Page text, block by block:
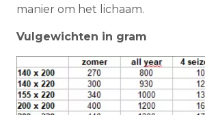
manier om het lichaam.
Vulgewichten in gram